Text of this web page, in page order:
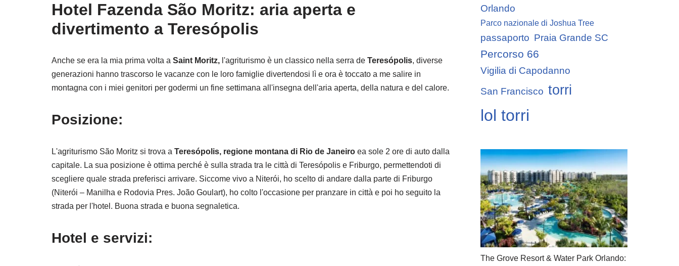
Hotel Fazenda São Moritz: aria aperta e
divertimento a Teresópolis
Anche se era la mia prima volta a Saint Moritz, l'agriturismo è un classico nella serra de Teresópolis, diverse
generazioni hanno trascorso le vacanze con le loro famiglie divertendosi lì e ora è toccato a me salire in
montagna con i miei genitori per godermi un fine settimana all'insegna dell'aria aperta, della natura e del calore.
Posizione:
L'agriturismo São Moritz si trova a Teresópolis, regione montana di Rio de Janeiro ea sole 2 ore di auto dalla
capitale. La sua posizione è ottima perché è sulla strada tra le città di Teresópolis e Friburgo, permettendoti di
scegliere quale strada preferisci arrivare. Siccome vivo a Niterói, ho scelto di andare dalla parte di Friburgo
(Niterói – Manilha e Rodovia Pres. João Goulart), ho colto l'occasione per pranzare in città e poi ho seguito la
strada per l'hotel. Buona strada e buona segnaletica.
Hotel e servizi:
Orlando
Parco nazionale di Joshua Tree
passaporto Praia Grande SC
Percorso 66
Vigilia di Capodanno
San Francisco torri
lol torri
The Grove Resort & Water Park Orlando: